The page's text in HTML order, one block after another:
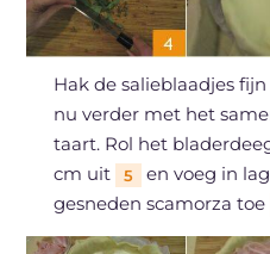
Hak de salieblaadjes
nu verder met het
taart. Rol het
cm uit
5
en voeg in
gesneden scamorza toe